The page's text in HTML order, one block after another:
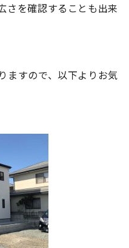
さを確認することも出来
ますので、以下よりお気